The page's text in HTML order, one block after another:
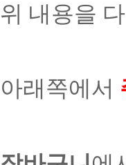
위 내용을
아래쪽에서